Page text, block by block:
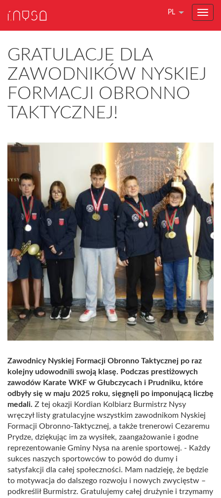
PL
GRATULACJE DLA
ZAWODNIKÓW NYSKIEJ
FORMACJI OBRONNO
TAKTYCZNEJ!
Zawodnicy Nyskiej Formacji Obronno Taktycznej po raz
kolejny udowodnili swoją klasę. Podczas prestiżowych
zawodów Karate WKF w Głubczycach i Prudniku, które
odbyły się w maju 2025 roku, sięgnęli po imponującą liczbę
medali. Z tej okazji Kordian Kolbiarz Burmistrz Nysy
wręczył listy gratulacyjne wszystkim zawodnikom Nyskiej
Formacji Obronno-Taktycznej, a także trenerowi Cezaremu
Prydze, dziękując im za wysiłek, zaangażowanie i godne
reprezentowanie Gminy Nysa na arenie sportowej. - Każdy
sukces naszych sportowców to powód do dumy i
satysfakcji dla całej społeczności. Mam nadzieję, że będzie
to motywacja do dalszego rozwoju i nowych zwycięstw –
podkreślił Burmistrz. Gratulujemy całej drużynie i trzymamy